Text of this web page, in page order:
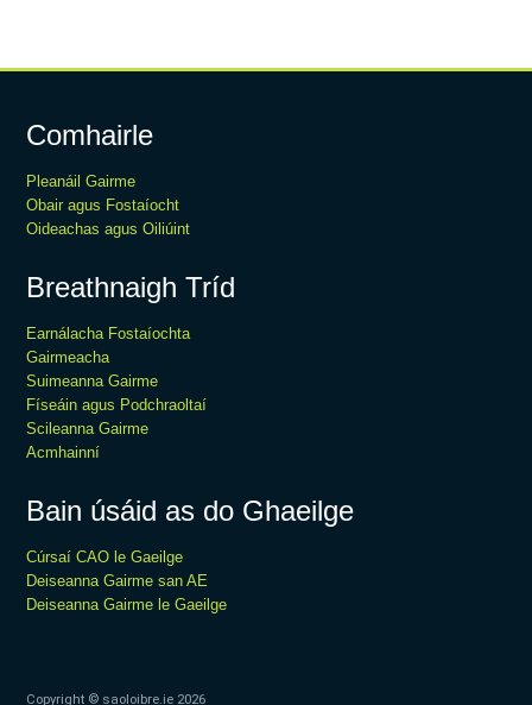
Comhairle
Pleanáil Gairme
Obair agus Fostaíocht
Oideachas agus Oiliúint
Breathnaigh Tríd
Earnálacha Fostaíochta
Gairmeacha
Suimeanna Gairme
Físeáin agus Podchraoltaí
Scileanna Gairme
Acmhainní
Bain úsáid as do Ghaeilge
Cúrsaí CAO le Gaeilge
Deiseanna Gairme san AE
Deiseanna Gairme le Gaeilge
Copyright © saoloibre.ie 2026